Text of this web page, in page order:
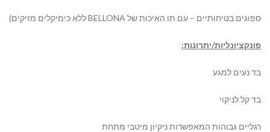
ספוגים בטיחותיים – עם תו האיכות של BELLONAללא כימיקלים מזיקים)
פונקציונליות/יתרונות:
בד נעים למגע
בד קל לניקוי
רגליים גבוהות המאפשרות ניקיון מיטבי מתחת